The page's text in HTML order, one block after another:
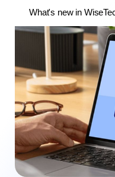
What's new in